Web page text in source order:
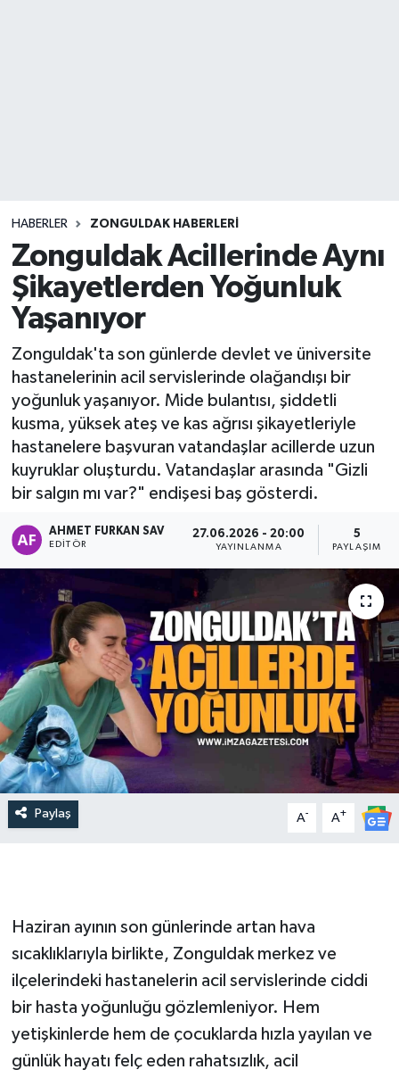
HABERLER ZONGULDAK HABERLERI
Zonguldak Acillerinde Aynı
Şikayetlerden Yoğunluk
Yaşanıyor
Zonguldak'ta son günlerde devlet ve üniversite
hastanelerinin acil servislerinde olağandışı bir
yoğunluk yaşanıyor. Mide bulantısı, şiddetli
kusma, yüksek ateş ve kas ağrısı şikayetleriyle
hastanelere başvuran vatandaşlar acillerde uzun
kuyruklar oluşturdu. Vatandaşlar arasında "Gizli
bir salgın mı var?" endişesi baş gösterdi.
AHMET FURKAN SAV
EDITÖR
27.06.2026 - 20:00
YAYINLANMA
5
PAYLAŞIM
Paylaş A- A+
Haziran ayının son günlerinde artan hava
sıcaklıklarıyla birlikte, Zonguldak merkez ve
ilçelerindeki hastanelerin acil servislerinde ciddi
bir hasta yoğunluğu gözlemleniyor. Hem
yetişkinlerde hem de çocuklarda hızla yayılan ve
günlük hayatı felç eden rahatsızlık, acil
KASTAMONU